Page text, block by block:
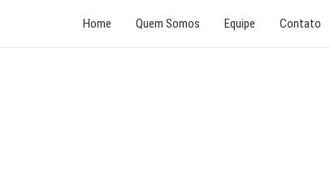
Home Quem Somos Equipe Contato